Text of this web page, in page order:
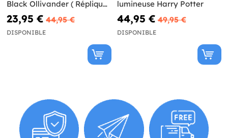
Black Ollivander ( Réplique
Officielle) - Harry Potter
23,95 € 44,95 €
DISPONIBLE
lumineuse Harry Potter
44,95 € 49,95 €
DISPONIBLE